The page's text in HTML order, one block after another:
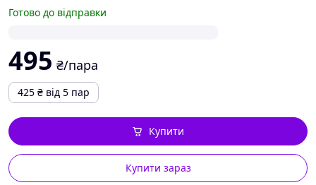
Готово до відправки
495 ₴/пара
425 ₴ від 5 пар
Купити зараз
Купити